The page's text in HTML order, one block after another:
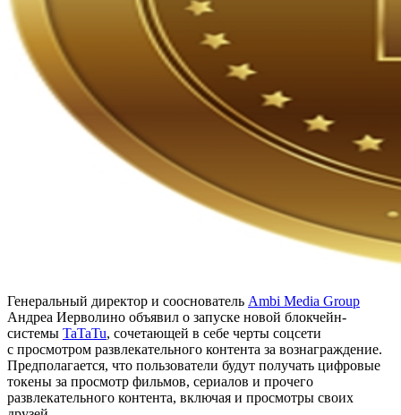
Генеральный директор и сооснователь Ambi Media Group
Андреа Иерволино объявил о запуске новой блокчейн-
системы TaTaTu, сочетающей в себе черты соцсети
c просмотром развлекательного контента за вознаграждение.
Предполагается, что пользователи будут получать цифровые
токены за просмотр фильмов, сериалов и прочего
развлекательного контента, включая и просмотры своих